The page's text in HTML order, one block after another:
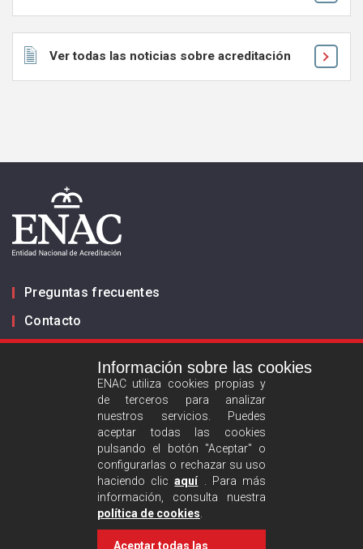
Ver todas las noticias sobre acreditación
Preguntas frecuentes
Contacto
Política de privacidad
Política de cookies
Información sobre las cookies
ENAC utiliza cookies propias y
de terceros para analizar
nuestros servicios. Puedes
aceptar todas las cookies
pulsando el botón "Aceptar" o
configurarlas o rechazar su uso
haciendo clicaquí. Para más
información, consulta nuestra
política de cookies
Aceptar todas las